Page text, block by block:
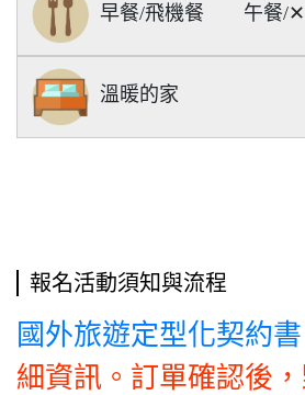
早餐/飛機餐 午
溫暖的家
報名活動須知與流程
國外旅遊定型化契約書
細資訊。訂單確認後